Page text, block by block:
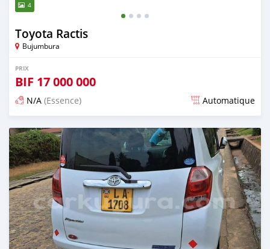
4
Toyota Ractis
Bujumbura
PRIX
BIF 17 000 000
N/A (Essence) Automatique
Publié il y a plus de 3 ans